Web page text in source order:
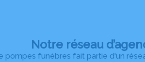
Notre réseau
pompes funèbres fait partie d'un